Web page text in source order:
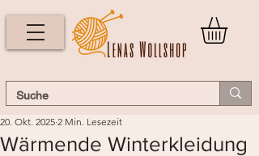
Wärmende Winterkleidung
20. Okt. 2025 2 Min. Lesezeit